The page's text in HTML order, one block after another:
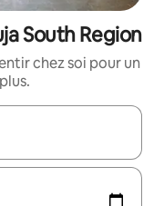
South Region
chez soi pour un
les en utilisant